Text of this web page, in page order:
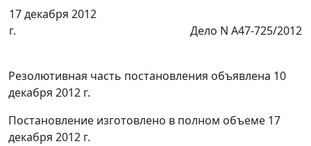
17 декабря 2012
г.
Дело N А47-725/2012
Резолютивная часть постановления объявлена 10
декабря 2012 г.
Постановление изготовлено в полном объеме 17
декабря 2012 г.